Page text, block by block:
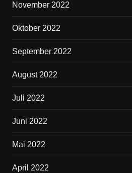
November 2022
Oktober 2022
September 2022
August 2022
Juli 2022
Juni 2022
Mai 2022
April 2022